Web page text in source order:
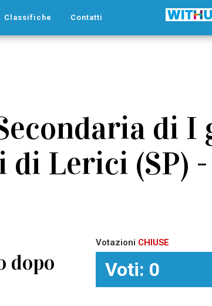
Classifiche Contatti
di I
di Lerici (SP)
dopo
Votazioni CHIUSE
Voti: 0